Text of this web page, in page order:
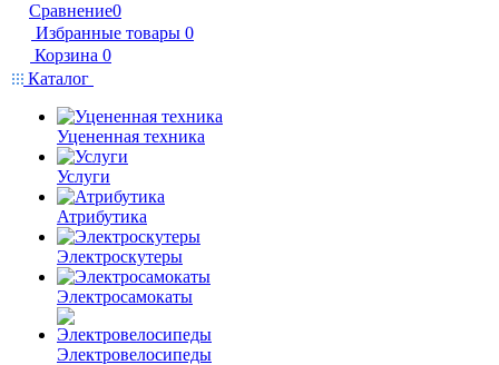
Сравнение0
Избранные товары 0
Корзина 0
Каталог
Уцененная техника
Услуги
Атрибутика
Электроскутеры
Электросамокаты
Электровелосипеды